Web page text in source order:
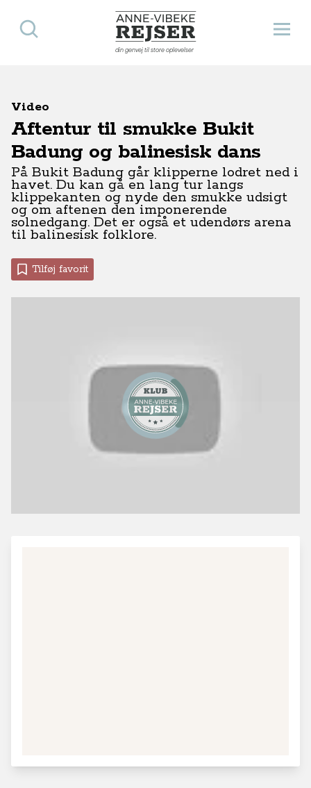
Anne-Vibeke Rejser
din genvej til store oplevelser
Åbn
Søg
Video
Aftentur til smukke Bukit
Badung og balinesisk dans
På Bukit Badung går klipperne lodret ned i
havet. Du kan gå en lang tur langs
klippekanten og nyde den smukke udsigt
og om aftenen den imponerende
solnedgang. Det er også et udendørs arena
til balinesisk folklore.
Tilføj favorit